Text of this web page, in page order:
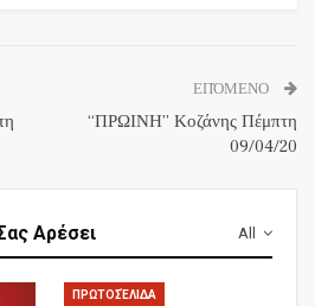
ΕΠΌΜΕΝΟ
“ΠΡΩΙΝΗ” Κοζάνης Πέμπτη
09/04/20
All
Αρέσει
ΠΡΩΤΟΣΈΛΙΔΑ